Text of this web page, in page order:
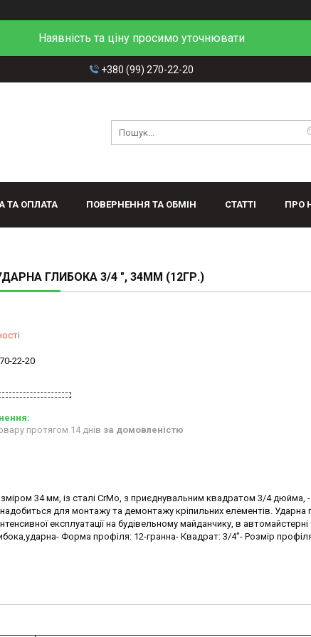
Наявність та ціну просимо уточнювати
+380 (99) 270-22-20
ТА ОПЛАТА ПОВЕРНЕННЯ ТА ОБМІН СТАТТІ ПРО
ГЛИБОКА 3/4 ", 34ММ (12ГР.)
22-20
протягом 14 днів за домовленістю
34 мм, із сталі CrMo, з приєднувальним квадратом 3/4 дюймa, -
для монтажу та демонтажу кріпильних елементів. Ударна
експлуатації на будівельному майданчику, в автомайстерні
Форма профіля: 12-гранна- Квадрат: 3/4"- Розмір